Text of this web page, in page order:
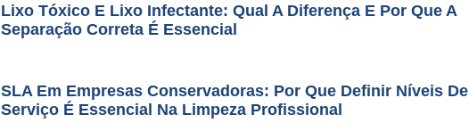
Lixo Tóxico E Lixo Infectante: Qual A Diferença E Por Que A
Separação Correta É Essencial
SLA Em Empresas Conservadoras: Por Que Definir Níveis De
Serviço É Essencial Na Limpeza Profissional